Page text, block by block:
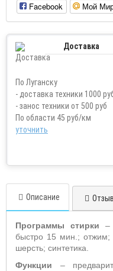
Facebook Мой
Доставка
По Луганску
- доставка техники 1000
- занос техники от 500 руб
По области 45 руб/км
уточнить
Описание
Программы стирки –
быстро 15 мин.; отжим;
шерсть; синтетика.
Функции –